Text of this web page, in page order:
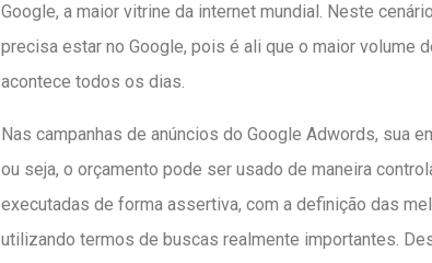
Google, a maior vitrine da internet mundial. Neste
precisa estar no Google, pois é ali que o maior volume
acontece todos os dias.
Nas campanhas de anúncios do Google Adwords, sua
ou seja, o orçamento pode ser usado de maneira
executadas de forma assertiva, com a definição das
utilizando termos de buscas realmente importantes.